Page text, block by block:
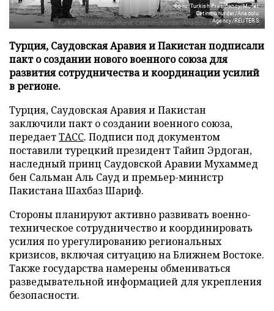
Фото: Turkish Presidency/Murat
Cetinmuhurdar/Anadolu
Agency/REUTERS
Турция, Саудовская Аравия и Пакистан подписали
пакт о создании нового военного союза для
развития сотрудничества и координации усилий
в регионе.
Турция, Саудовская Аравия и Пакистан
заключили пакт о создании военного союза,
передаетТАСС. Подписи под документом
поставили турецкий президент Тайип Эрдоган,
наследный принц Саудовской Аравии Мухаммед
бен Сальман Аль Сауд и премьер-министр
Пакистана Шахбаз Шариф.
Стороны планируют активно развивать военно-
техническое сотрудничество и координировать
усилия по урегулированию региональных
кризисов, включая ситуацию на Ближнем Востоке.
Также государства намерены обмениваться
разведывательной информацией для укрепления
безопасности.